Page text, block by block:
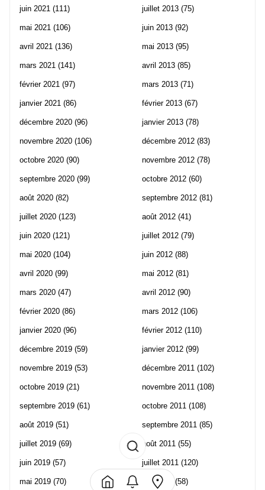
juin 2021 (111)
mai 2021 (106)
avril 2021 (136)
mars 2021 (141)
février 2021 (97)
janvier 2021 (86)
décembre 2020 (96)
novembre 2020 (106)
octobre 2020 (90)
septembre 2020 (99)
août 2020 (82)
juillet 2020 (123)
juin 2020 (121)
mai 2020 (104)
avril 2020 (99)
mars 2020 (47)
février 2020 (86)
janvier 2020 (96)
décembre 2019 (59)
novembre 2019 (53)
octobre 2019 (21)
septembre 2019 (61)
août 2019 (51)
juillet 2019 (69)
juin 2019 (57)
mai 2019 (70)
juillet 2013 (75)
juin 2013 (92)
mai 2013 (95)
avril 2013 (85)
mars 2013 (71)
février 2013 (67)
janvier 2013 (78)
décembre 2012 (83)
novembre 2012 (78)
octobre 2012 (60)
septembre 2012 (81)
août 2012 (41)
juillet 2012 (79)
juin 2012 (88)
mai 2012 (81)
avril 2012 (90)
mars 2012 (106)
février 2012 (110)
janvier 2012 (99)
décembre 2011 (102)
novembre 2011 (108)
octobre 2011 (108)
septembre 2011 (85)
août 2011 (55)
juillet 2011 (120)
juin 2011 (58)